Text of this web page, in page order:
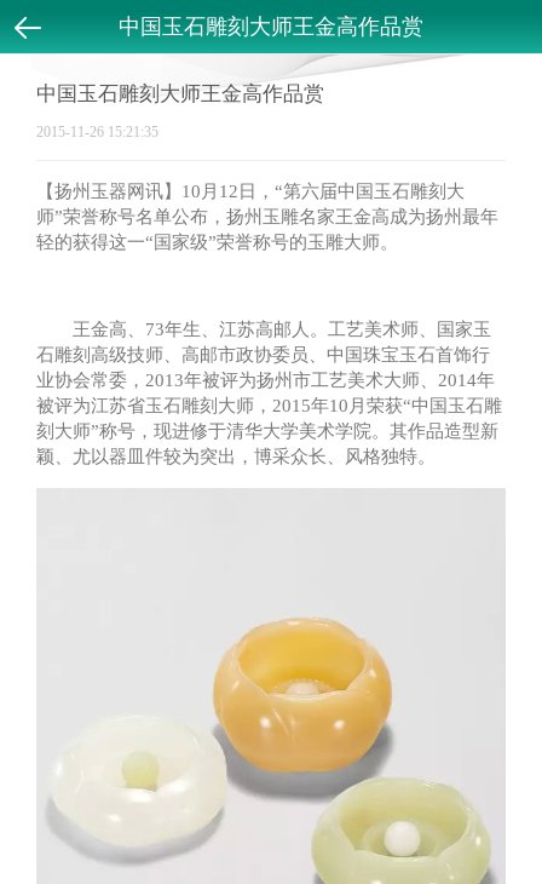
中国玉石雕刻大师王金高作品赏
返回
中国玉石雕刻大师王金高作品赏
2015-11-26 15:21:35
【扬州玉器网讯】10月12日，“第六届中国玉石雕刻大
师”荣誉称号名单公布，扬州玉雕名家王金高成为扬州最年
轻的获得这一“国家级”荣誉称号的玉雕大师。
王金高、73年生、江苏高邮人。工艺美术师、国家玉
石雕刻高级技师、高邮市政协委员、中国珠宝玉石首饰行
业协会常委，2013年被评为扬州市工艺美术大师、2014年
被评为江苏省玉石雕刻大师，2015年10月荣获“中国玉石雕
刻大师”称号，现进修于清华大学美术学院。其作品造型新
颖、尤以器皿件较为突出，博采众长、风格独特。